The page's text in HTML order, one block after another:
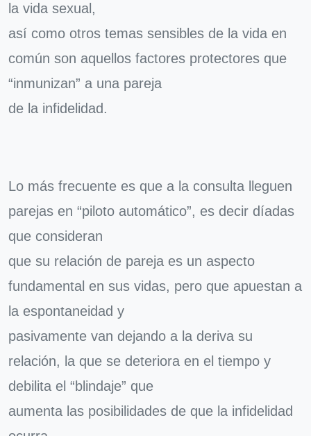
la vida sexual,
así como otros temas sensibles de la vida en
común son aquellos factores protectores que
“inmunizan” a una pareja
de la infidelidad.
Lo más frecuente es que a la consulta lleguen
parejas en “piloto automático”, es decir díadas
que consideran
que su relación de pareja es un aspecto
fundamental en sus vidas, pero que apuestan a
la espontaneidad y
pasivamente van dejando a la deriva su
relación, la que se deteriora en el tiempo y
debilita el “blindaje” que
aumenta las posibilidades de que la infidelidad